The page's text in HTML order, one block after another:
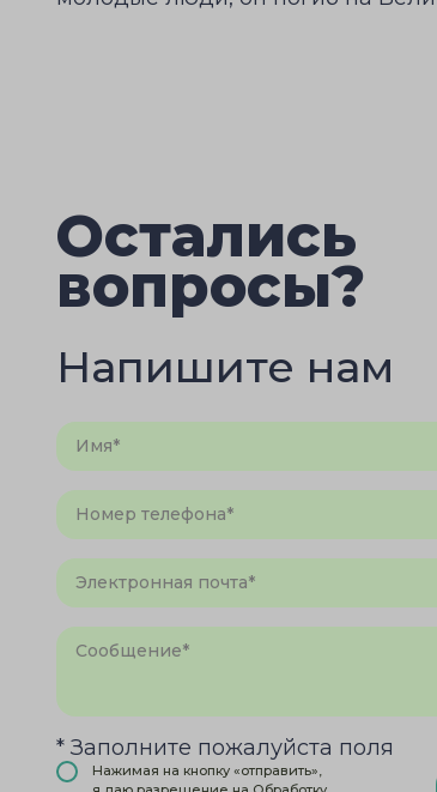
Остались
вопросы?
Напишите нам
* Заполните пожалуйста поля
Нажимая на кнопку «отправить»,